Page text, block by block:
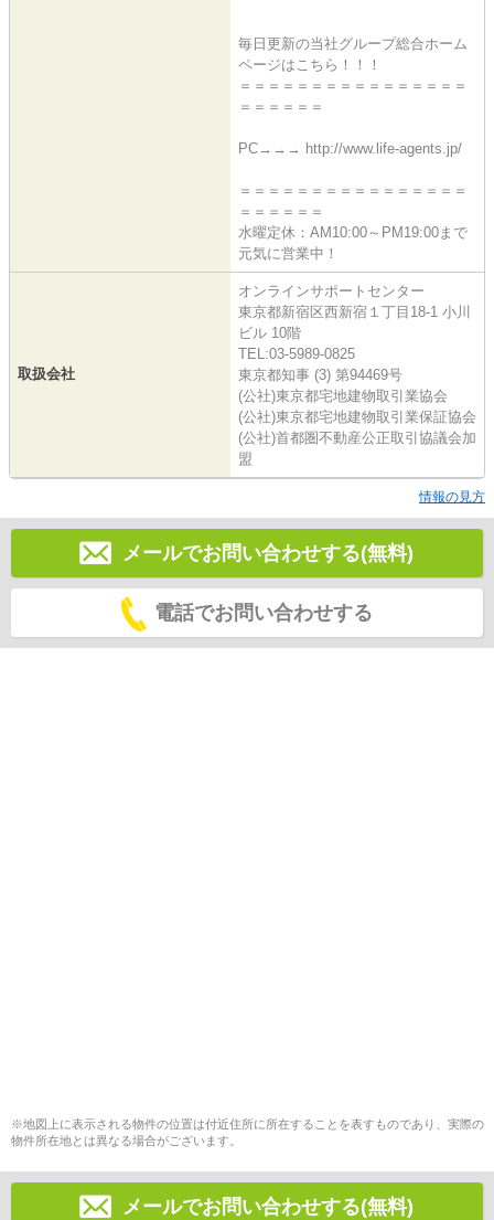
毎日更新の当社グループ総合ホーム
ページはこちら！！！
＝＝＝＝＝＝＝＝＝＝＝＝＝＝＝＝
＝＝＝＝＝＝
PC→→→ http://www.life-agents.jp/
＝＝＝＝＝＝＝＝＝＝＝＝＝＝＝＝
＝＝＝＝＝＝
水曜定休：AM10:00～PM19:00まで
元気に営業中！
取扱会社
オンラインサポートセンター
東京都新宿区西新宿１丁目18-1 小川
ビル 10階
TEL:03-5989-0825
東京都知事 (3) 第94469号
(公社)東京都宅地建物取引業協会
(公社)東京都宅地建物取引業保証協会
(公社)首都圏不動産公正取引協議会加
盟
情報の見方
メールでお問い合わせする(無料)
電話でお問い合わせする
※地図上に表示される物件の位置は付近住所に所在することを表すものであり、実際の
物件所在地とは異なる場合がございます。
メールでお問い合わせする(無料)